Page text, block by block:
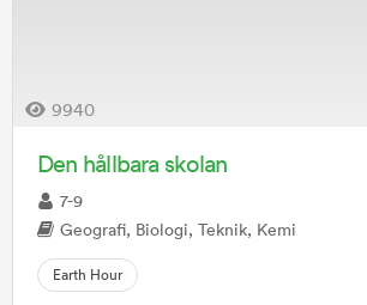
9940
Den hållbara skolan
7-9
Geografi, Biologi, Teknik, Kemi
Earth Hour